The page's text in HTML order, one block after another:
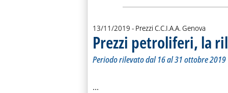
13/11/2019 - Prezzi C.C.I.A.A. Genova
Prezzi petroliferi, la
Periodo rilevato dal 16 al 31 ottobre 2019
...